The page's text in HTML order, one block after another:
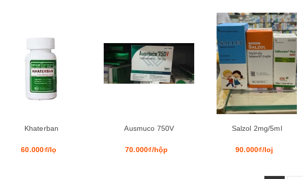
Khaterban
60.000₫/lọ
Ausmuco 750V
70.000₫/hộp
Salzol 2mg/5ml
90.000₫/loj
puritan’s pride 100 viên